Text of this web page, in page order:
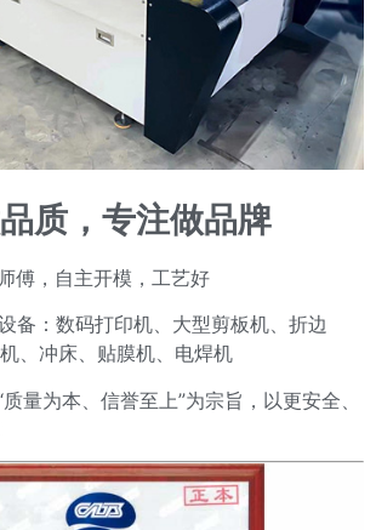
质，专注做品牌
傅，自主开模，工艺好
备：数码打印机、大型剪板机、折边
、冲床、贴膜机、电焊机
量为本、信誉至上”为宗旨，以更安全、